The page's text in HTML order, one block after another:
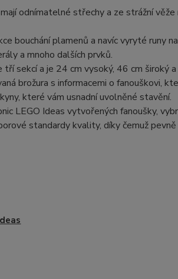
odnímatelné střechy a ze strážní
bouchání plamenů a navíc vyryté runy
a mnoho dalších prvků.
sekcí a je 24 cm vysoký, 46 cm široký
brožura s informacemi o fanouškovi,
které vám usnadní uvolněné stavění.
LEGO Ideas vytvořených fanoušky,
standardy kvality, díky čemuž